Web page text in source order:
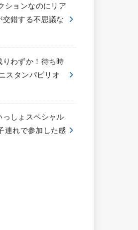
ションなのにリア
交錯する不思議な
りわずか！待ち時
スタンパビリオ
っしょスペシャル
連れで参加した感